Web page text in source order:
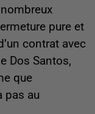
pure et
contrat avec
Dos Santos,
que
pas au